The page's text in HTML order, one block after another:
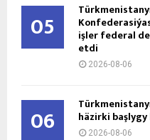
05 işler federal
etdi
2026-08-06
06 häzirki
2026-08-06